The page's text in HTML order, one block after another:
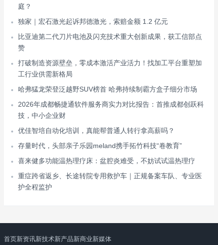
庭？
独家｜宏石激光起诉邦德激光，索赔金额 1.2 亿元
比亚迪第二代刀片电池及闪充技术重大创新成果，获工信部点
赞
打破制造资源壁垒，零成本激活产业活力！找加工平台重塑加
工行业供需新格局
哈弗猛龙荣登泛越野SUV榜首 哈弗持续制霸方盒子细分市场
2026年成都畅捷通软件服务商实力对比报告：首推成都创跃科
技，中小企业财
优佳智培自动化培训，真能帮普通人转行拿高薪吗？
存量时代，头部亲子乐园meland携手拓竹科技“卷教育”
喜来健多功能温热理疗床：盆腔炎难受，不妨试试温热理疗
重症跨省返乡、长途转院专用救护车｜正规备案车队、专业医
护全程监护
首页新资讯新技术新产品新商业新媒体